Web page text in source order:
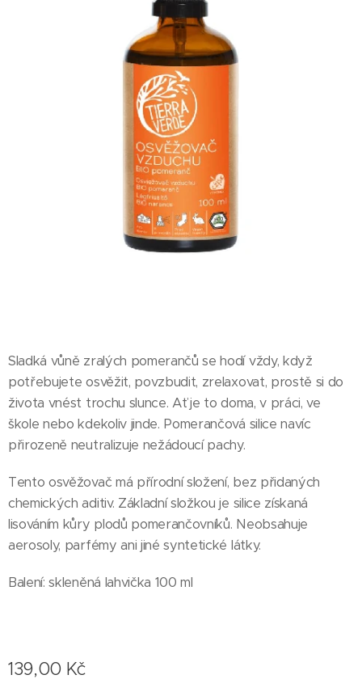
Sladká vůně zralých pomerančů se hodí vždy, když
potřebujete osvěžit, povzbudit, zrelaxovat, prostě si do
života vnést trochu slunce. Ať je to doma, v práci, ve
škole nebo kdekoliv jinde. Pomerančová silice navíc
přirozeně neutralizuje nežádoucí pachy.
Tento osvěžovač má přírodní složení, bez přidaných
chemických aditiv. Základní složkou je silice získaná
lisováním kůry plodů pomerančovníků. Neobsahuje
aerosoly, parfémy ani jiné syntetické látky.
Balení: skleněná lahvička 100 ml
139,00 Kč